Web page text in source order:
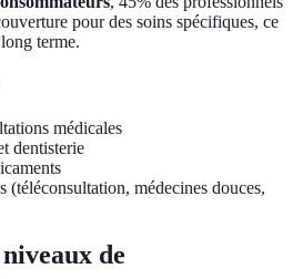
pour des soins spécifiques, ce
terme.
médicales
dentisterie
(téléconsultation, médecines douces,
de